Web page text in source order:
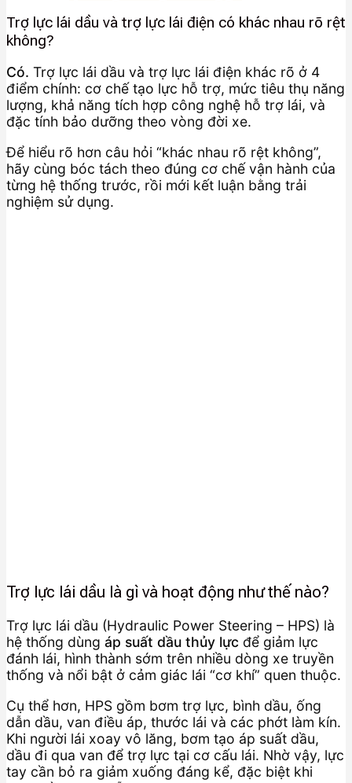
Trợ lực lái dầu và trợ lực lái điện có khác nhau rõ rệt
không?
Có. Trợ lực lái dầu và trợ lực lái điện khác rõ ở 4
điểm chính: cơ chế tạo lực hỗ trợ, mức tiêu thụ năng
lượng, khả năng tích hợp công nghệ hỗ trợ lái, và
đặc tính bảo dưỡng theo vòng đời xe.
Để hiểu rõ hơn câu hỏi “khác nhau rõ rệt không”,
hãy cùng bóc tách theo đúng cơ chế vận hành của
từng hệ thống trước, rồi mới kết luận bằng trải
nghiệm sử dụng.
Trợ lực lái dầu là gì và hoạt động như thế nào?
Trợ lực lái dầu (Hydraulic Power Steering – HPS) là
hệ thống dùng áp suất dầu thủy lực để giảm lực
đánh lái, hình thành sớm trên nhiều dòng xe truyền
thống và nổi bật ở cảm giác lái “cơ khí” quen thuộc.
Cụ thể hơn, HPS gồm bơm trợ lực, bình dầu, ống
dẫn dầu, van điều áp, thước lái và các phớt làm kín.
Khi người lái xoay vô lăng, bơm tạo áp suất dầu,
dầu đi qua van để trợ lực tại cơ cấu lái. Nhờ vậy, lực
tay cần bỏ ra giảm xuống đáng kể, đặc biệt khi